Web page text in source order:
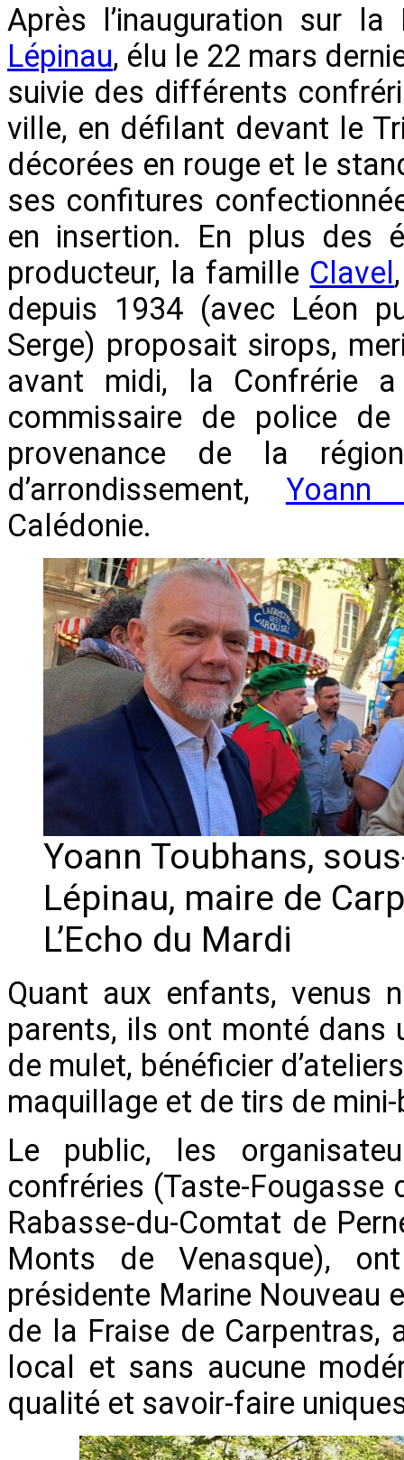
Après l’inauguration sur
Lépinau, élu le 22 mars
suivie des différents
ville, en défilant devant le
décorées en rouge et le
ses confitures
en insertion. En plus des
producteur, la famille Clavel
depuis 1934 (avec Léon
Serge) proposait sirops,
avant midi, la Confrérie
commissaire de police
provenance de la
d’arrondissement, Yoann
Calédonie.
Yoann Toubhans,
Lépinau, maire de
L’Echo du Mardi
Quant aux enfants, venus
parents, ils ont monté dans
de mulet, bénéficier
maquillage et de tirs de
Le public, les
confréries (Taste-Fougasse
Rabasse-du-Comtat de
Monts de Venasque),
présidente Marine Nouveau
de la Fraise de
local et sans aucune
qualité et savoir-faire